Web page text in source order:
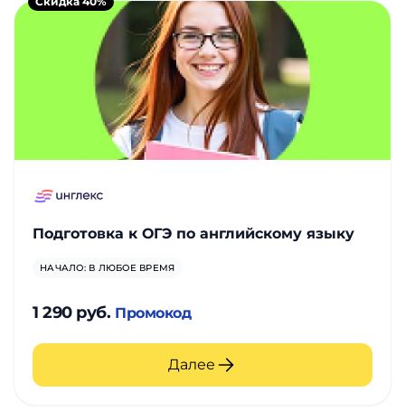
Подготовка к ОГЭ по английскому языку
НАЧАЛО: В ЛЮБОЕ ВРЕМЯ
1 290 руб. Промокод
Далее